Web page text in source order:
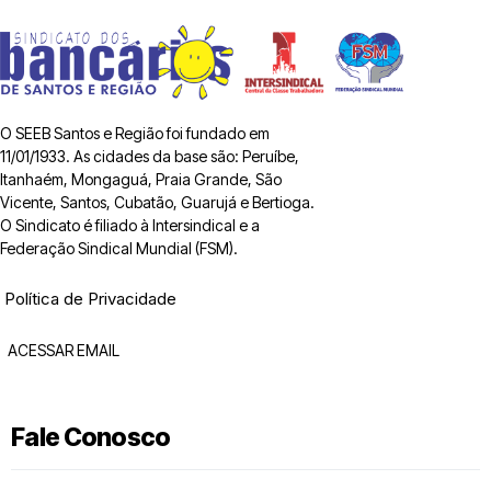
O SEEB Santos e Região foi fundado em
11/01/1933. As cidades da base são: Peruíbe,
Itanhaém, Mongaguá, Praia Grande, São
Vicente, Santos, Cubatão, Guarujá e Bertioga.
O Sindicato é filiado à Intersindical e a
Federação Sindical Mundial (FSM).
Política de Privacidade
ACESSAR EMAIL
Fale Conosco